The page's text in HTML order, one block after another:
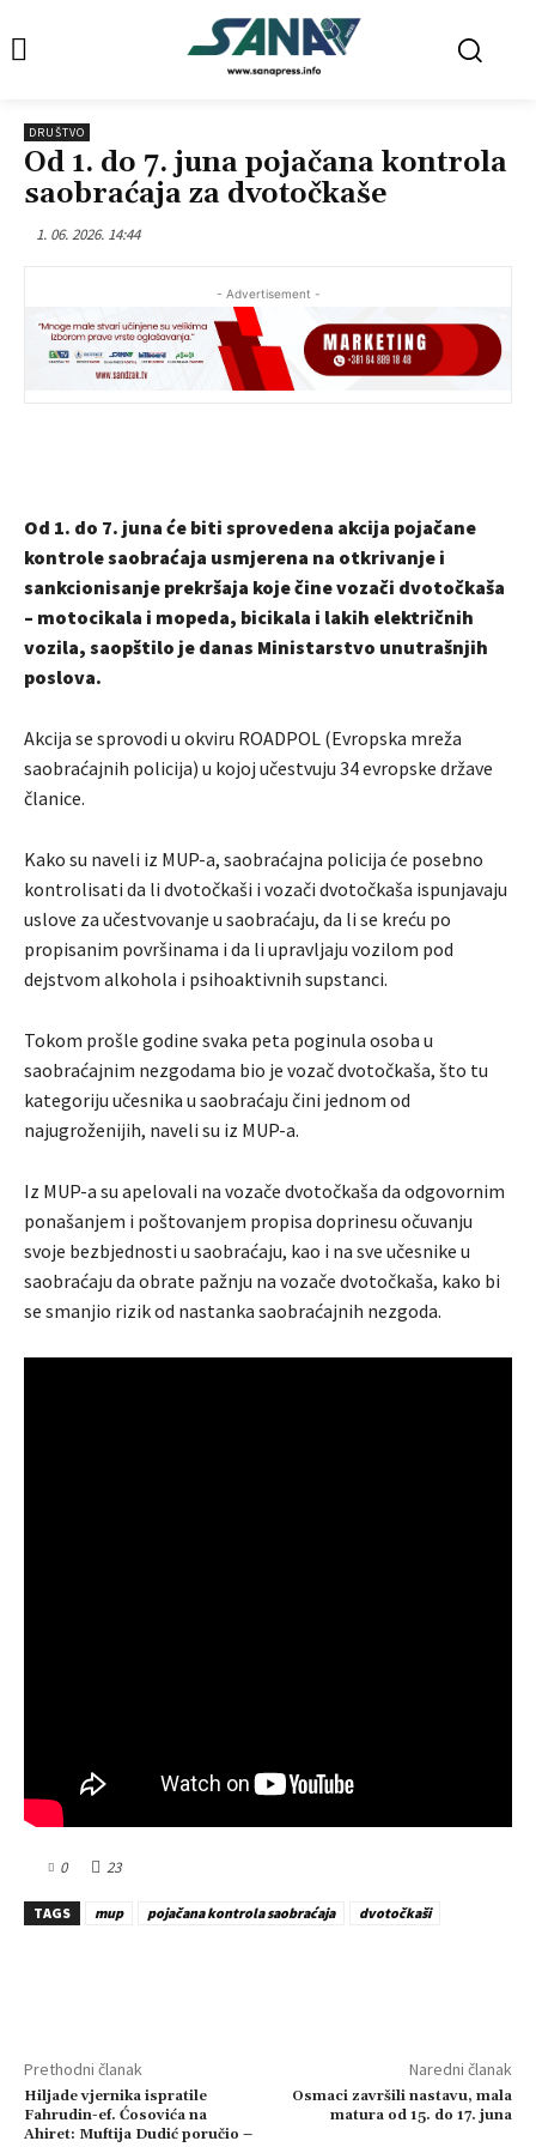
DRUŠTVO
Od 1. do 7. juna pojačana kontrola
saobraćaja za dvotočkaše
1. 06. 2026. 14:44
- Advertisement -
Od 1. do 7. juna će biti sprovedena akcija pojačane
kontrole saobraćaja usmjerena na otkrivanje i
sankcionisanje prekršaja koje čine vozači dvotočkaša
– motocikala i mopeda, bicikala i lakih električnih
vozila, saopštilo je danas Ministarstvo unutrašnjih
poslova.
Akcija se sprovodi u okviru ROADPOL (Evropska mreža
saobraćajnih policija) u kojoj učestvuju 34 evropske države
članice.
Kako su naveli iz MUP-a, saobraćajna policija će posebno
kontrolisati da li dvotočkaši i vozači dvotočkaša ispunjavaju
uslove za učestvovanje u saobraćaju, da li se kreću po
propisanim površinama i da li upravljaju vozilom pod
dejstvom alkohola i psihoaktivnih supstanci.
Tokom prošle godine svaka peta poginula osoba u
saobraćajnim nezgodama bio je vozač dvotočkaša, što tu
kategoriju učesnika u saobraćaju čini jednom od
najugroženijih, naveli su iz MUP-a.
Iz MUP-a su apelovali na vozače dvotočkaša da odgovornim
ponašanjem i poštovanjem propisa doprinesu očuvanju
svoje bezbjednosti u saobraćaju, kao i na sve učesnike u
saobraćaju da obrate pažnju na vozače dvotočkaša, kako bi
se smanjio rizik od nastanka saobraćajnih nezgoda.
0 23
TAGS mup pojačana kontrola saobraćaja dvotočkaši
Prethodni članak
Hiljade vjernika ispratile
Fahrudin-ef. Ćosovića na
Ahiret: Muftija Dudić poručio –
Naredni članak
Osmaci završili nastavu, mala
matura od 15. do 17. juna